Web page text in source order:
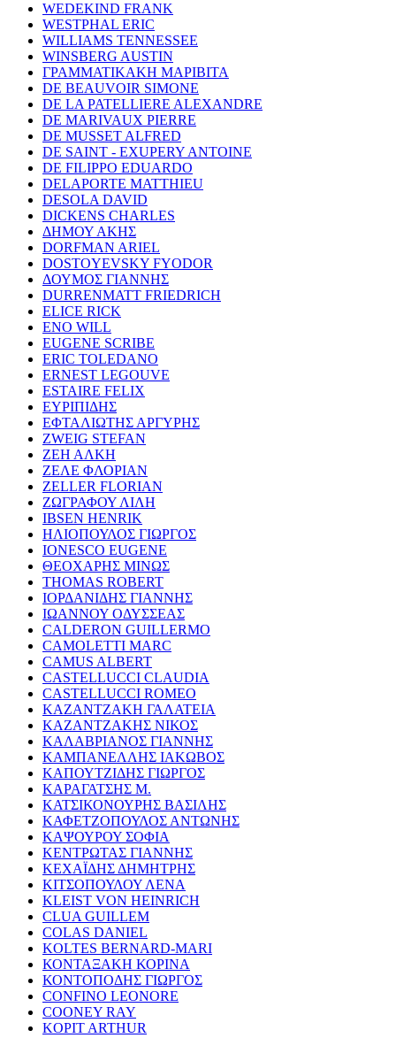
WEDEKIND FRANK
WESTPHAL ERIC
WILLIAMS TENNESSEE
WINSBERG AUSTIN
ΓΡΑΜΜΑΤΙΚΑΚΗ ΜΑΡΙΒΙΤΑ
DE BEAUVOIR SIMONE
DE LA PATELLIERE ALEXANDRE
DE MARIVAUX PIERRE
DE MUSSET ALFRED
DE SAINT - EXUPERY ANTOINE
DE FILIPPO EDUARDO
DELAPORTE MATTHIEU
DESOLA DAVID
DICKENS CHARLES
ΔΗΜΟΥ ΑΚΗΣ
DORFMAN ARIEL
DOSTOYEVSKY FYODOR
ΔΟΥΜΟΣ ΓΙΑΝΝΗΣ
DURRENMATT FRIEDRICH
ELICE RICK
ENO WILL
EUGENE SCRIBE
ERIC TOLEDANO
ERNEST LEGOUVE
ESTAIRE FELIX
ΕΥΡΙΠΙΔΗΣ
ΕΦΤΑΛΙΩΤΗΣ ΑΡΓΥΡΗΣ
ZWEIG STEFAN
ΖΕΗ ΑΛΚΗ
ΖΕΛΕ ΦΛΟΡΙΑΝ
ZELLER FLORIAN
ΖΩΓΡΑΦΟΥ ΛΙΛΗ
IBSEN HENRIK
ΗΛΙΟΠΟΥΛΟΣ ΓΙΩΡΓΟΣ
IONESCO EUGENE
ΘΕΟΧΑΡΗΣ ΜΙΝΩΣ
THOMAS ROBERT
ΙΟΡΔΑΝΙΔΗΣ ΓΙΑΝΝΗΣ
ΙΩΑΝΝΟΥ ΟΔΥΣΣΕΑΣ
CALDERON GUILLERMO
CAMOLETTI MARC
CAMUS ALBERT
CASTELLUCCI CLAUDIA
CASTELLUCCI ROMEO
ΚΑΖΑΝΤΖΑΚΗ ΓΑΛΑΤΕΙΑ
ΚΑΖΑΝΤΖΑΚΗΣ ΝΙΚΟΣ
ΚΑΛΑΒΡΙΑΝΟΣ ΓΙΑΝΝΗΣ
ΚΑΜΠΑΝΕΛΛΗΣ ΙΑΚΩΒΟΣ
ΚΑΠΟΥΤΖΙΔΗΣ ΓΙΩΡΓΟΣ
ΚΑΡΑΓΑΤΣΗΣ Μ.
ΚΑΤΣΙΚΟΝΟΥΡΗΣ ΒΑΣΙΛΗΣ
ΚΑΦΕΤΖΟΠΟΥΛΟΣ ΑΝΤΩΝΗΣ
ΚΑΨΟΥΡΟΥ ΣΟΦΙΑ
ΚΕΝΤΡΩΤΑΣ ΓΙΑΝΝΗΣ
ΚΕΧΑΪΔΗΣ ΔΗΜΗΤΡΗΣ
ΚΙΤΣΟΠΟΥΛΟΥ ΛΕΝΑ
KLEIST VON HEINRICH
CLUA GUILLEM
COLAS DANIEL
KOLTES BERNARD-MARI
ΚΟΝΤΑΞΑΚΗ ΚΟΡΙΝΑ
ΚΟΝΤΟΠΟΔΗΣ ΓΙΩΡΓΟΣ
CONFINO LEONORE
COONEY RAY
KOPIT ARTHUR